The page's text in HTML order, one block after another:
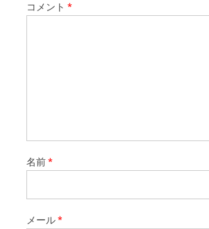
コメント *
名前*
メール*